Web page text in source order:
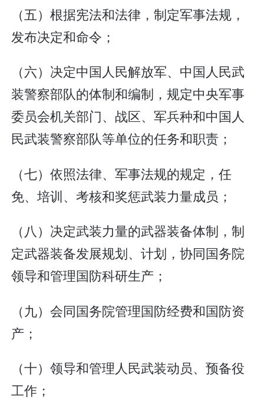
（五）根据宪法和法律，制定军事法规，
发布决定和命令；
（六）决定中国人民解放军、中国人民武
装警察部队的体制和编制，规定中央军事
委员会机关部门、战区、军兵种和中国人
民武装警察部队等单位的任务和职责；
（七）依照法律、军事法规的规定，任
免、培训、考核和奖惩武装力量成员；
（八）决定武装力量的武器装备体制，制
定武器装备发展规划、计划，协同国务院
领导和管理国防科研生产；
（九）会同国务院管理国防经费和国防资
产；
（十）领导和管理人民武装动员、预备役
工作；